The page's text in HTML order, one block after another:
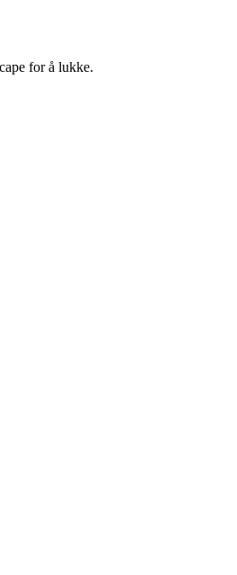
for å lukke.